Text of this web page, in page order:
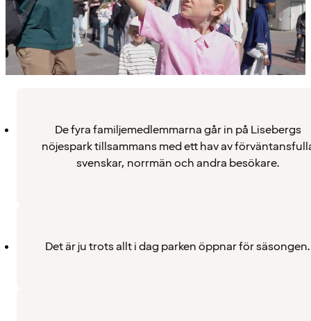
De fyra familjemedlemmarna går in på Lisebergs
nöjespark tillsammans med ett hav av
svenskar, norrmän och andra besökare.
Det är ju trots allt i dag parken öppnar för säsongen.